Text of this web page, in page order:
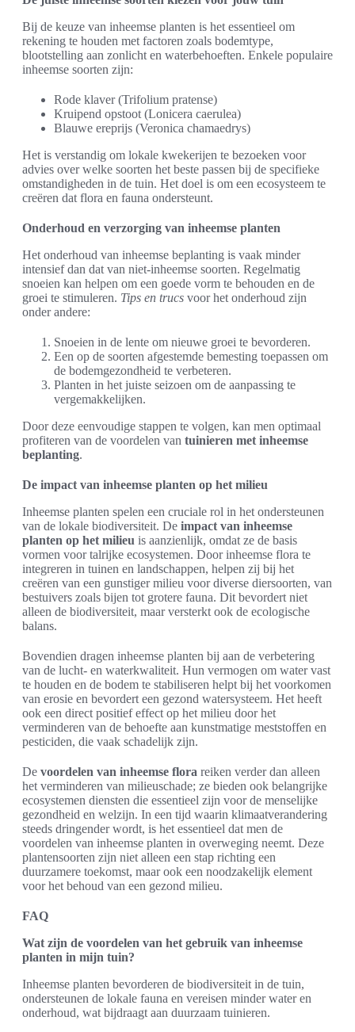
Bij de keuze van inheemse planten is het essentieel om
rekening te houden met factoren zoals bodemtype,
blootstelling aan zonlicht en waterbehoeften. Enkele populaire
inheemse soorten zijn:
Rode klaver (Trifolium pratense)
Kruipend opstoot (Lonicera caerulea)
Blauwe ereprijs (Veronica chamaedrys)
Het is verstandig om lokale kwekerijen te bezoeken voor
advies over welke soorten het beste passen bij de specifieke
omstandigheden in de tuin. Het doel is om een ecosysteem te
creëren dat flora en fauna ondersteunt.
Onderhoud en verzorging van inheemse planten
Het onderhoud van inheemse beplanting is vaak minder
intensief dan dat van niet-inheemse soorten. Regelmatig
snoeien kan helpen om een goede vorm te behouden en de
groei te stimuleren. Tips en trucs voor het onderhoud zijn
onder andere:
Snoeien in de lente om nieuwe groei te bevorderen.
Een op de soorten afgestemde bemesting toepassen om
de bodemgezondheid te verbeteren.
Planten in het juiste seizoen om de aanpassing te
vergemakkelijken.
Door deze eenvoudige stappen te volgen, kan men optimaal
profiteren van de voordelen van tuinieren met inheemse
beplanting.
De impact van inheemse planten op het milieu
Inheemse planten spelen een cruciale rol in het ondersteunen
van de lokale biodiversiteit. De impact van inheemse
planten op het milieu is aanzienlijk, omdat ze de basis
vormen voor talrijke ecosystemen. Door inheemse flora te
integreren in tuinen en landschappen, helpen zij bij het
creëren van een gunstiger milieu voor diverse diersoorten, van
bestuivers zoals bijen tot grotere fauna. Dit bevordert niet
alleen de biodiversiteit, maar versterkt ook de ecologische
balans.
Bovendien dragen inheemse planten bij aan de verbetering
van de lucht- en waterkwaliteit. Hun vermogen om water vast
te houden en de bodem te stabiliseren helpt bij het voorkomen
van erosie en bevordert een gezond watersysteem. Het heeft
ook een direct positief effect op het milieu door het
verminderen van de behoefte aan kunstmatige meststoffen en
pesticiden, die vaak schadelijk zijn.
De voordelen van inheemse flora reiken verder dan alleen
het verminderen van milieuschade; ze bieden ook belangrijke
ecosystemen diensten die essentieel zijn voor de menselijke
gezondheid en welzijn. In een tijd waarin klimaatverandering
steeds dringender wordt, is het essentieel dat men de
voordelen van inheemse planten in overweging neemt. Deze
plantensoorten zijn niet alleen een stap richting een
duurzamere toekomst, maar ook een noodzakelijk element
voor het behoud van een gezond milieu.
FAQ
Wat zijn de voordelen van het gebruik van inheemse
planten in mijn tuin?
Inheemse planten bevorderen de biodiversiteit in de tuin,
ondersteunen de lokale fauna en vereisen minder water en
onderhoud, wat bijdraagt aan duurzaam tuinieren.